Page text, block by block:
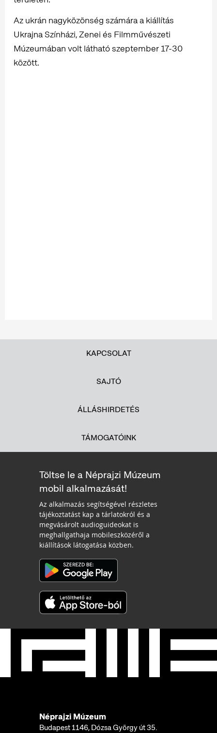
Az ukrán nagyközönség számára a kiállítás
Ukrajna Színházi, Zenei és Filmművészeti
Múzeumában volt látható szeptember 17-30
között.
KAPCSOLAT
SAJTÓ
ÁLLÁSHIRDETÉS
TÁMOGATÓINK
Töltse le a Néprajzi Múzeum
mobil alkalmazását!
Az alkalmazás segítségével részletes
tájékoztatást kap a tárlatokról és a
megvásárolt audioguideokat is
meghallgathaja mobileszközéről a
kiállítások látogatása közben.
Néprajzi Múzeum
Budapest 1146, Dózsa György út 35.